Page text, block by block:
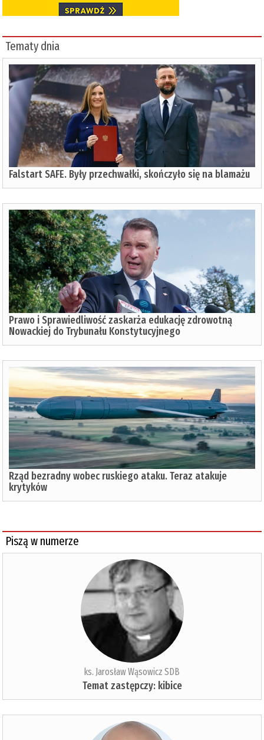
Tematy dnia
Falstart SAFE. Były przechwałki, skończyło się na blamażu
Prawo i Sprawiedliwość zaskarża edukację zdrowotną
Nowackiej do Trybunału Konstytucyjnego
Rząd bezradny wobec ruskiego ataku. Teraz atakuje
krytyków
Piszą w numerze
ks. Jarosław Wąsowicz SDB
Temat zastępczy: kibice